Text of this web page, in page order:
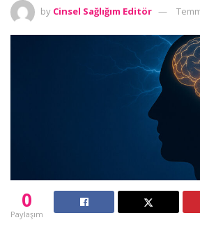
by Cinsel Sağlığım Editör
0
Paylaşım